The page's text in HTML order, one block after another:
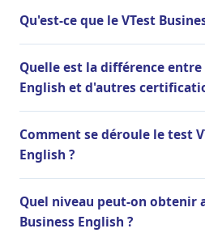
Qu'est-ce que le VTest
Quelle est la différence entre
English et d'autres
Comment se déroule le test
English ?
Quel niveau peut-on obtenir
Business English ?